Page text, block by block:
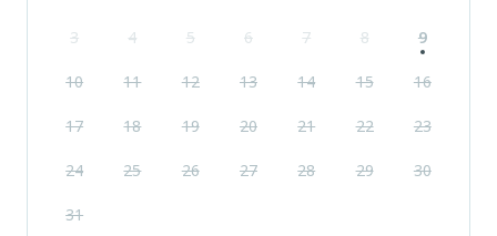
3 4 5 6 7 8 9
10 11 12 13 14 15 16
17 18 19 20 21 22 23
24 25 26 27 28 29 30
31